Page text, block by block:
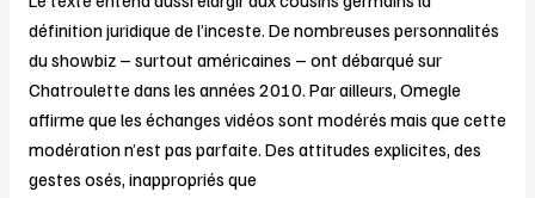
définition juridique de l’inceste. De nombreuses personnalités
du showbiz – surtout américaines – ont débarqué sur
Chatroulette dans les années 2010. Par ailleurs, Omegle
affirme que les échanges vidéos sont modérés mais que cette
modération n’est pas parfaite. Des attitudes explicites, des
gestes osés, inappropriés que
Plateforme
Qui
Fait
Débat